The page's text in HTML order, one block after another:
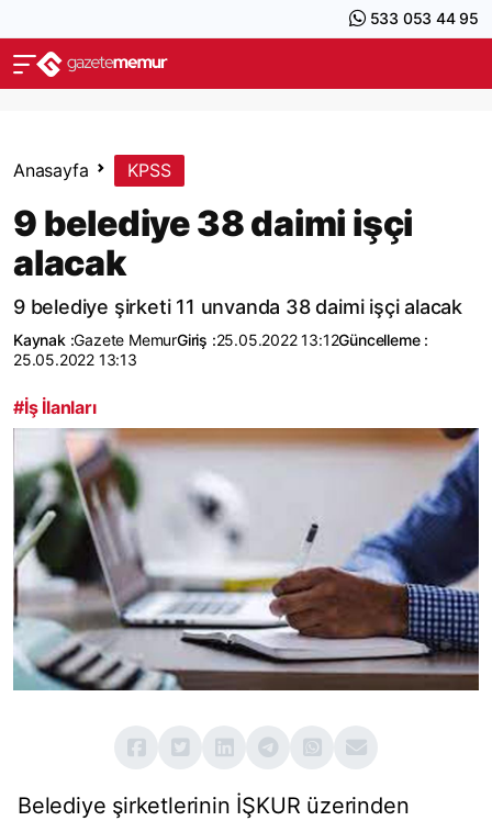
533 053 44 95
Anasayfa KPSS
9 belediye 38 daimi işçi
alacak
9 belediye şirketi 11 unvanda 38 daimi işçi alacak
Kaynak :Gazete MemurGiriş :25.05.2022 13:12Güncelleme :
25.05.2022 13:13
#İş İlanları
Belediye şirketlerinin İŞKUR üzerinden